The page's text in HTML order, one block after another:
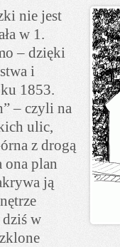
nie jest
w 1.
– dzięki
i
1853.
– czyli na
ulic,
z drogą
ona plan
ją
dziś w